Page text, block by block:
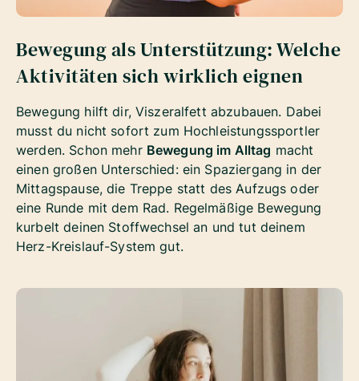
Bewegung als Unterstützung: Welche
Aktivitäten sich wirklich eignen
Bewegung hilft dir, Viszeralfett abzubauen. Dabei
musst du nicht sofort zum Hochleistungssportler
werden. Schon mehr Bewegung im Alltag macht
einen großen Unterschied: ein Spaziergang in der
Mittagspause, die Treppe statt des Aufzugs oder
eine Runde mit dem Rad. Regelmäßige Bewegung
kurbelt deinen Stoffwechsel an und tut deinem
Herz-Kreislauf-System gut.